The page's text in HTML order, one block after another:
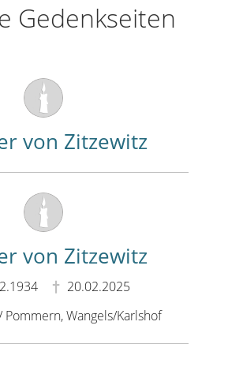
Gedenkseiten
von Zitzewitz
von Zitzewitz
20.02.2025
Pommern, Wangels/Karlshof